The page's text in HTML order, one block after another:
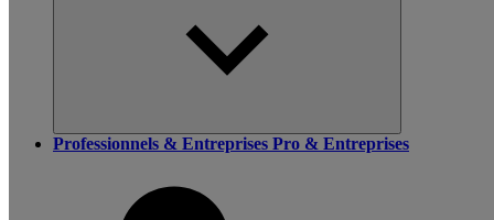
Professionnels & Entreprises Pro & Entreprises